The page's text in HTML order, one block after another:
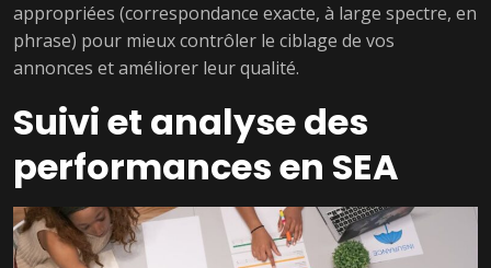
appropriées (correspondance exacte, à large spectre, en
phrase) pour mieux contrôler le ciblage de vos
annonces et améliorer leur qualité.
Suivi et analyse des
performances en SEA